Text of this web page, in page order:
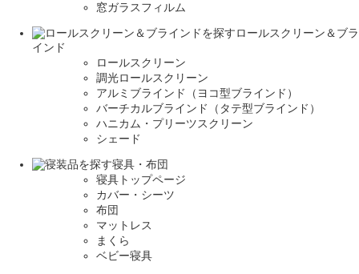
窓ガラスフィルム
ロールスクリーン＆ブラ
インド
ロールスクリーン
調光ロールスクリーン
アルミブラインド（ヨコ型ブラインド）
バーチカルブラインド（タテ型ブラインド）
ハニカム・プリーツスクリーン
シェード
寝具・布団
寝具トップページ
カバー・シーツ
布団
マットレス
まくら
ベビー寝具